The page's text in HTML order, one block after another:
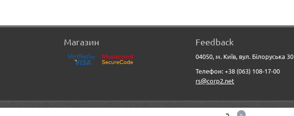
Магазин Feedback
04050, м. Київ, вул. Білоруська 30
Телефон: +38 (063) 108-17-00
rs@corp2.net